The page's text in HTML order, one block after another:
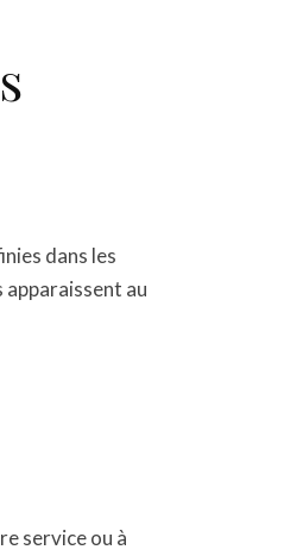
dans les
apparaissent au
service ou à